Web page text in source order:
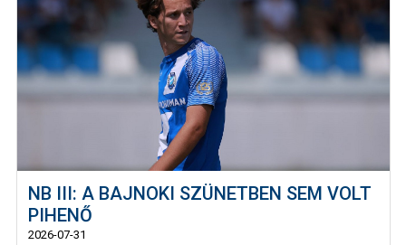
NB III: A BAJNOKI SZÜNETBEN SEM VOLT
PIHENŐ
2026-07-31